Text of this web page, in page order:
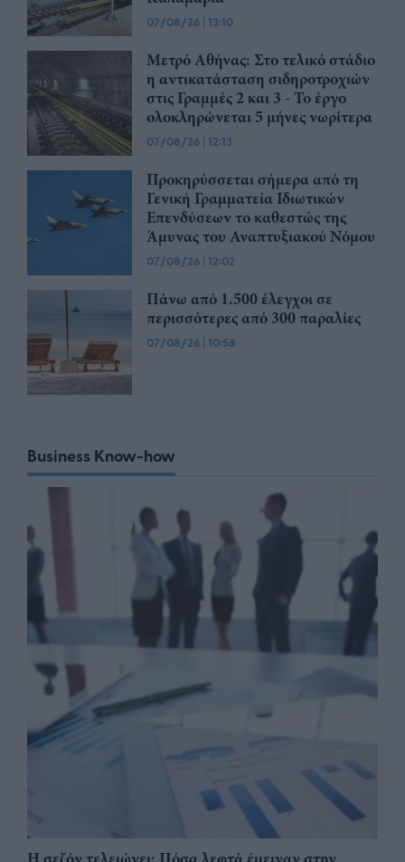
07/08/26 | 13:10
Μετρό Αθήνας: Στο τελικό στάδιο
η αντικατάσταση σιδηροτροχιών
στις Γραμμές 2 και 3 - Το έργο
ολοκληρώνεται 5 μήνες νωρίτερα
07/08/26 | 12:13
Προκηρύσσεται σήμερα από τη
Γενική Γραμματεία Ιδιωτικών
Επενδύσεων το καθεστώς της
Άμυνας του Αναπτυξιακού Νόμου
07/08/26 | 12:02
Πάνω από 1.500 έλεγχοι σε
περισσότερες από 300 παραλίες
07/08/26 | 10:58
Business Know-how